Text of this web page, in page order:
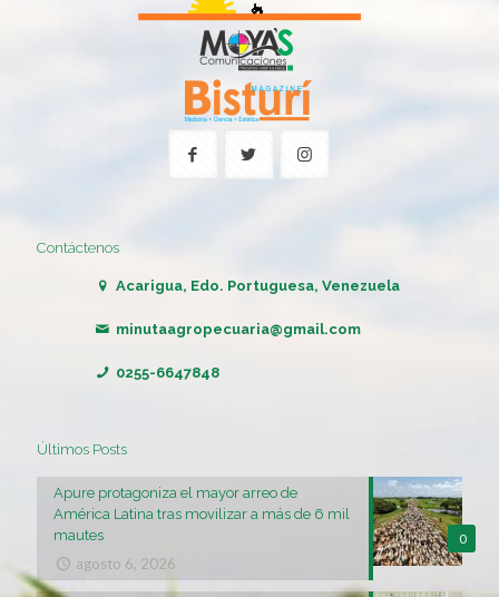
Contáctenos
Acarigua, Edo. Portuguesa, Venezuela
minutaagropecuaria@gmail.com
0255-6647848
Últimos Posts
0
Apure protagoniza el mayor arreo de
América Latina tras movilizar a más de 6 mil
mautes
agosto 6, 2026